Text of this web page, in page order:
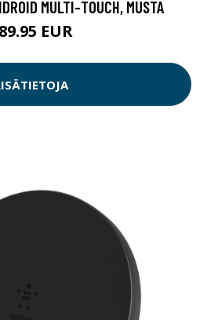
MULTI-TOUCH, MUSTA
EUR